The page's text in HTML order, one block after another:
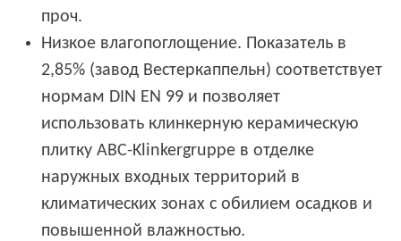
проч.
Низкое влагопоглощение. Показатель в
2,85% (завод Вестеркаппельн) соответствует
нормам DIN EN 99 и позволяет
использовать клинкерную керамическую
плитку ABC-Klinkergruppe в отделке
наружных входных территорий в
климатических зонах с обилием осадков и
повышенной влажностью.